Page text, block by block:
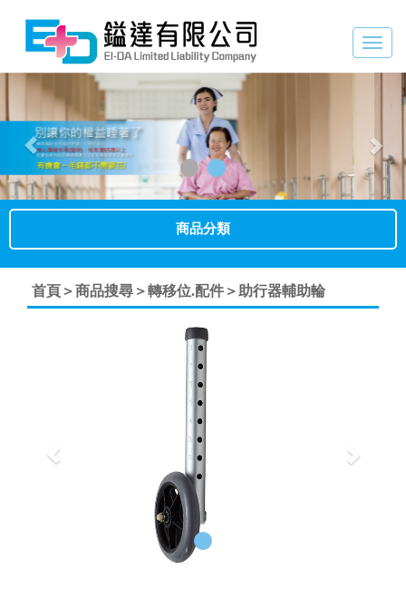
Previous
商品分類
首頁＞商品搜尋＞轉移位.配件＞助行器輔助輪